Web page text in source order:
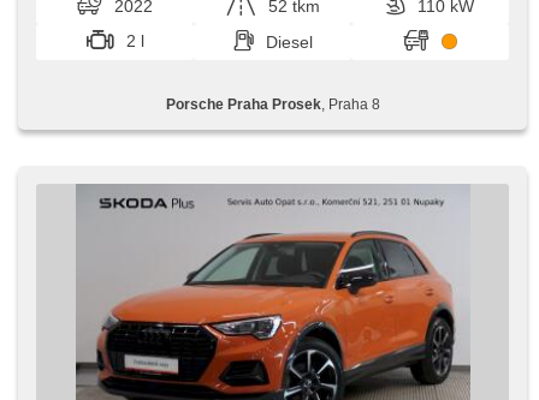
Sportsitze, Teilbare Rücksitzbank, Automatikgetriebe,
täglich Leuchten, Vorderlichter LED, Fahrkamera, Start-Stop
System, Adaptive Geschwindigkeitsregelung, isofix,
Anzeige, Überwachung der Ermüdung des Fahrers,
Abnutzungssensor des Bremsbelages
2022 52 tkm
110 kW
2 l
Diesel
Porsche Praha Prosek, Praha 8